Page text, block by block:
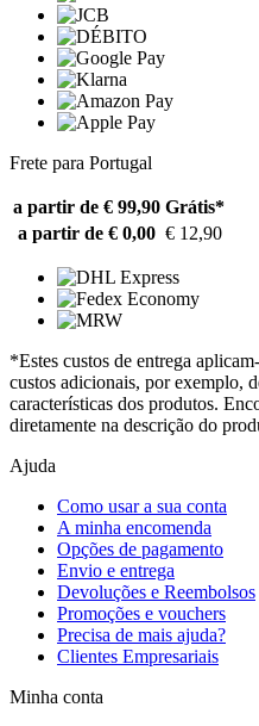
Frete para Portugal
a partir de € 99,90 Grátis*
a partir de € 0,00 € 12,90
*Estes custos de entrega
custos adicionais, por exemplo,
características dos produtos.
diretamente na descrição do
Ajuda
Como usar a sua conta
A minha encomenda
Opções de pagamento
Envio e entrega
Devoluções e Reembolsos
Promoções e vouchers
Precisa de mais ajuda?
Clientes Empresariais
Minha conta